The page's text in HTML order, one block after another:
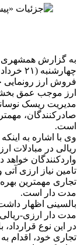
به گزارش همشهری
فروش ارز رونمایی
ارز موجب عمق
مدیریت ریسک
صادرکنندگان،
است.
وی با اشاره به
ریالی در مبادلات
واردکنندگان
تامین نیاز ارزی
تجاری مهمترین
مدت دار است.
بالسینی اظهار
مدت دار ارزی-
در این نوع
تجاری خود، اقدام